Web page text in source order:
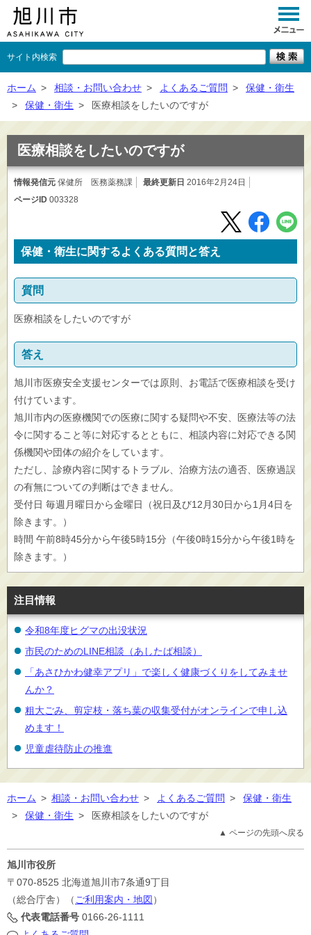
サイト内検索
くらし
観光
事業者向け
× 閉じる
ホーム > 相談・お問い合わせ > よくあるご質問 >
保健・衛生
>
保健・衛生 > 医療相談をしたいのですが
医療相談をしたいのですが
情報発信元 保健所 医務薬務課 最終更新日 2016年2月24日
ページID 003328
保健・衛生に関するよくある質問と答え
質問
医療相談をしたいのですが
答え
旭川市医療安全支援センターでは原則、お電話で医療相談を受け
付けています。
旭川市内の医療機関での医療に関する疑問や不安、医療法等の法
令に関すること等に対応するとともに、相談内容に対応できる関
係機関や団体の紹介をしています。
ただし、診療内容に関するトラブル、治療方法の適否、医療過誤
の有無についての判断はできません。
受付日 毎週月曜日から金曜日（祝日及び12月30日から1月4日を
除きます。）
時間 午前8時45分から午後5時15分（午後0時15分から午後1時を
除きます。）
注目情報
令和8年度ヒグマの出没状況
市民のためのLINE相談（あしたば相談）
「あさひかわ健幸アプリ」で楽しく健康づくりをしてみませ
んか？
粗大ごみ、剪定枝・落ち葉の収集受付がオンラインで申し込
めます！
児童虐待防止の推進
ホーム > 相談・お問い合わせ > よくあるご質問 >
保健・衛生
>
保健・衛生 > 医療相談をしたいのですが
▲ ページの先頭へ戻る
旭川市役所
〒070-8525 北海道旭川市7条通9丁目
（総合庁舎）（ ご利用案内・地図 ）
代表電話番号 0166-26-1111